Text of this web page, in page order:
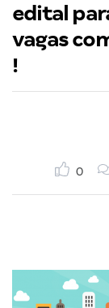
edital
vagas
!
0